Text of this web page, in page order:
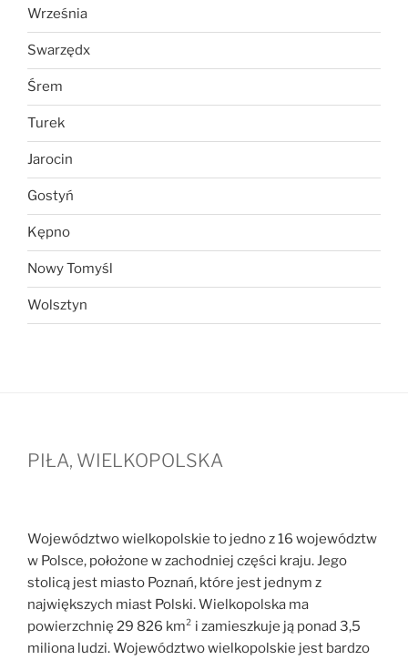
Września
Swarzędx
Śrem
Turek
Jarocin
Gostyń
Kępno
Nowy Tomyśl
Wolsztyn
PIŁA, WIELKOPOLSKA
Województwo wielkopolskie to jedno z 16 województw
w Polsce, położone w zachodniej części kraju. Jego
stolicą jest miasto Poznań, które jest jednym z
największych miast Polski. Wielkopolska ma
powierzchnię 29 826 km² i zamieszkuje ją ponad 3,5
miliona ludzi. Województwo wielkopolskie jest bardzo